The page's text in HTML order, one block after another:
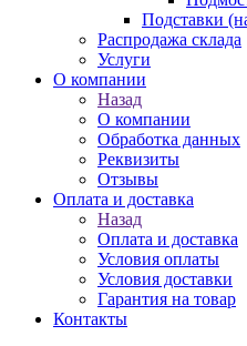
Подставки
Распродажа склада
Услуги
О компании
Назад
О компании
Обработка данных
Реквизиты
Отзывы
Оплата и доставка
Назад
Оплата и доставка
Условия оплаты
Условия доставки
Гарантия на товар
Контакты